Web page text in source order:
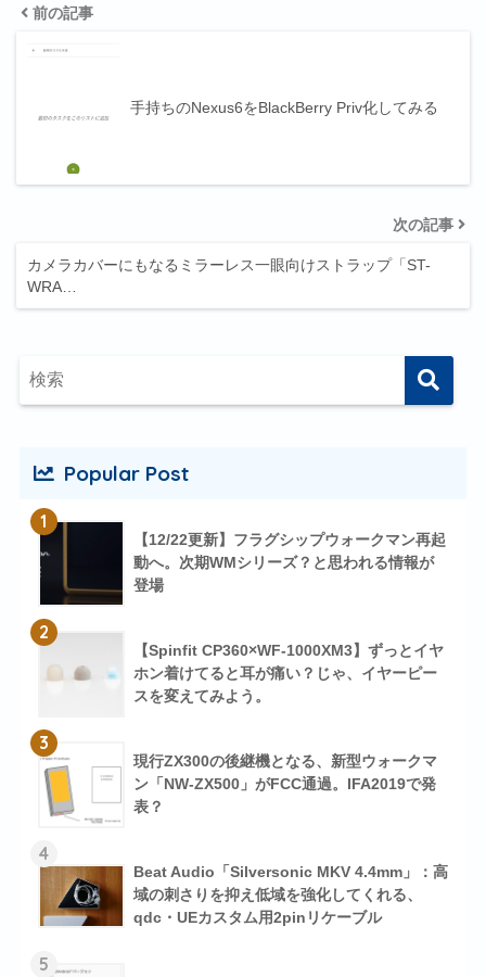
前の記事
手持ちのNexus6をBlackBerry Priv化してみる
次の記事
カメラカバーにもなるミラーレス一眼向けストラップ「ST-
WRA…
Popular Post
1
【12/22更新】フラグシップウォークマン再起
動へ。次期WMシリーズ？と思われる情報が
登場
2
【Spinfit CP360×WF-1000XM3】ずっとイヤ
ホン着けてると耳が痛い？じゃ、イヤーピー
スを変えてみよう。
3
現行ZX300の後継機となる、新型ウォークマ
ン「NW-ZX500」がFCC通過。IFA2019で発
表？
4
Beat Audio「Silversonic MKV 4.4mm」：高
域の刺さりを抑え低域を強化してくれる、
qdc・UEカスタム用2pinリケーブル
5